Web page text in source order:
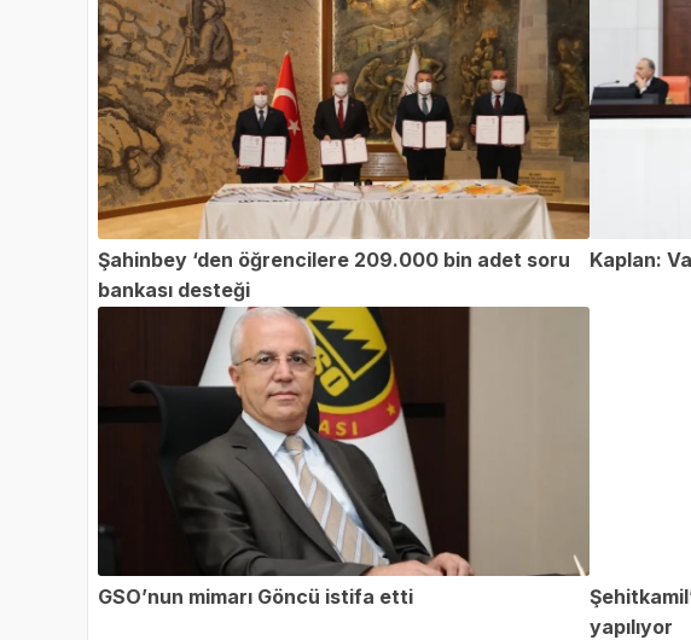
Şahinbey ‘den öğrencilere 209.000 bin adet soru
bankası desteği
Kaplan:
GSO’nun mimarı Göncü istifa etti
yapılıyor